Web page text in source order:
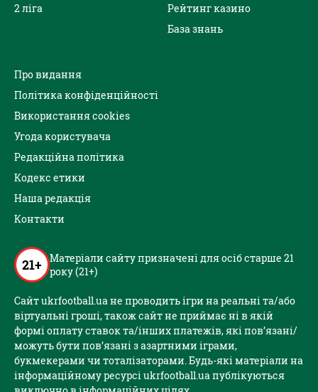
2 ліга
Рейтинг казино
База знань
Про видання
Політика конфіденційності
Використання cookies
Угода користувача
Редакційна політика
Кодекс етики
Наша редакція
Контакти
21+ Матеріали сайту призначені для осіб старше 21
року (21+)
Сайт ukrfootball.ua не проводить ігри на реальні та/або
віртуальні гроші, також сайт не приймає ні в якій
формі оплату ставок та/інших платежів, які пов’язані/
можуть бути пов’язані з азартними іграми,
букмекерами чи тоталізаторами. Будь-які матеріали на
інформаційному ресурсі ukrfootball.ua публікуються